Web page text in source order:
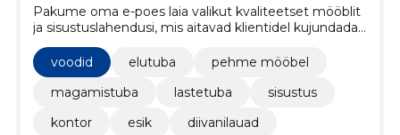
Pakume oma e-poes laia valikut kvaliteetset mööblit
ja sisustuslahendusi, mis aitavad klientidel kujundada
oma unistuste kodu alates elutoast kuni aiani.
voodid
elutuba
pehme mööbel
magamistuba
lastetuba
sisustus
kontor
esik
diivanilauad